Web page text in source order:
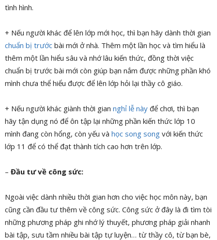
tình hình.
+ Nếu người khác để lên lớp mới học, thì bạn hãy dành thời gian
chuẩn bị trước bài mới ở nhà. Thêm một lần học và tìm hiểu là
thêm một lần hiểu sâu và nhớ lâu kiến thức, đồng thời việc
chuẩn bị trước bài mới còn giúp bạn nắm được những phần khó
mình chưa thể hiểu được để lên lớp hỏi lại thầy cô giáo.
+ Nếu người khác giành thời gian nghỉ lễ này để chơi, thì bạn
hãy tận dụng nó để ôn tập lại những phần kiến thức lớp 10
mình đang còn hổng, còn yếu và học song song với kiến thức
lớp 11 để có thể đạt thành tích cao hơn trên lớp.
– Đầu tư về công sức:
Ngoài việc dành nhiều thời gian hơn cho việc học môn này, bạn
cũng cần đầu tư thêm về công sức. Công sức ở đây là đi tìm tòi
những phương pháp ghi nhớ lý thuyết, phương pháp giải nhanh
bài tập, sưu tầm nhiều bài tập tự luyện… từ thầy cô, từ bạn bè,